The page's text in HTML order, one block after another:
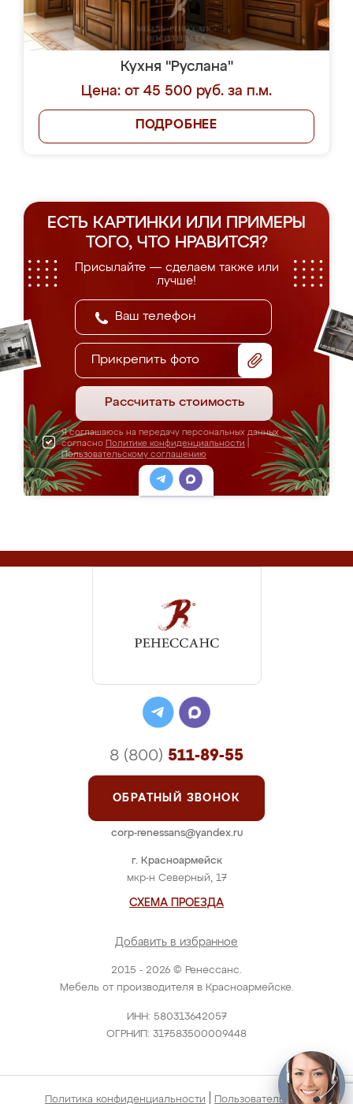
Кухня "Руслана"
Цена: от 45 500 руб. за п.м.
ПОДРОБНЕЕ
ЕСТЬ КАРТИНКИ ИЛИ ПРИМЕРЫ
ТОГО, ЧТО НРАВИТСЯ?
Присылайте — сделаем также или
лучше!
Прикрепить фото
Рассчитать стоимость
Я соглашаюсь на передачу персональных данных
согласно Политике конфиденциальности
Пользовательскому соглашению
2015 - 2026 © Ренессанс.
Мебель от производителя в Красноармейске.
ИНН: 580313642057
ОГРНИП: 317583500009448
г. Красноармейск
мкр-н Северный, 17
СХЕМА ПРОЕЗДА
Добавить в избранное
8 (800) 511-89-55
ОБРАТНЫЙ ЗВОНОК
corp-renessans@yandex.ru
Политика конфиденциальности Пользовательское